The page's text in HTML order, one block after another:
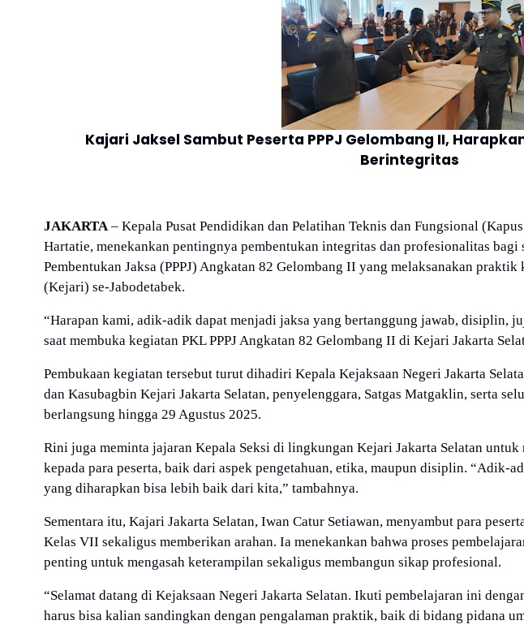
Kajari Jaksel Sambut Peserta PPPJ Gelombang II,
Berintegritas
JAKARTA– Kepala Pusat Pendidikan dan Pelatihan Teknis dan Fungsional
Hartatie, menekankan pentingnya pembentukan integritas dan profesionalitas bagi
Pembentukan Jaksa (PPPJ) Angkatan 82 Gelombang II yang melaksanakan
(Kejari) se-Jabodetabek.
“Harapan kami, adik-adik dapat menjadi jaksa yang bertanggung jawab, disiplin,
saat membuka kegiatan PKL PPPJ Angkatan 82 Gelombang II di Kejari Jakarta
Pembukaan kegiatan tersebut turut dihadiri Kepala Kejaksaan Negeri Jakarta
dan Kasubagbin Kejari Jakarta Selatan, penyelenggara, Satgas Matgaklin, serta
berlangsung hingga 29 Agustus 2025.
Rini juga meminta jajaran Kepala Seksi di lingkungan Kejari Jakarta Selatan
kepada para peserta, baik dari aspek pengetahuan, etika, maupun disiplin. “Adik-
yang diharapkan bisa lebih baik dari kita,” tambahnya.
Sementara itu, Kajari Jakarta Selatan, Iwan Catur Setiawan, menyambut para
Kelas VII sekaligus memberikan arahan. Ia menekankan bahwa proses
penting untuk mengasah keterampilan sekaligus membangun sikap profesional.
“Selamat datang di Kejaksaan Negeri Jakarta Selatan. Ikuti pembelajaran ini
harus bisa kalian sandingkan dengan pengalaman praktik, baik di bidang pidana